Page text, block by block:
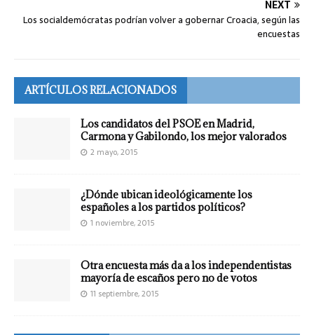
NEXT
Los socialdemócratas podrían volver a gobernar Croacia, según las
encuestas
ARTÍCULOS RELACIONADOS
Los candidatos del PSOE en Madrid,
Carmona y Gabilondo, los mejor valorados
2 mayo, 2015
¿Dónde ubican ideológicamente los
españoles a los partidos políticos?
1 noviembre, 2015
Otra encuesta más da a los independentistas
mayoría de escaños pero no de votos
11 septiembre, 2015